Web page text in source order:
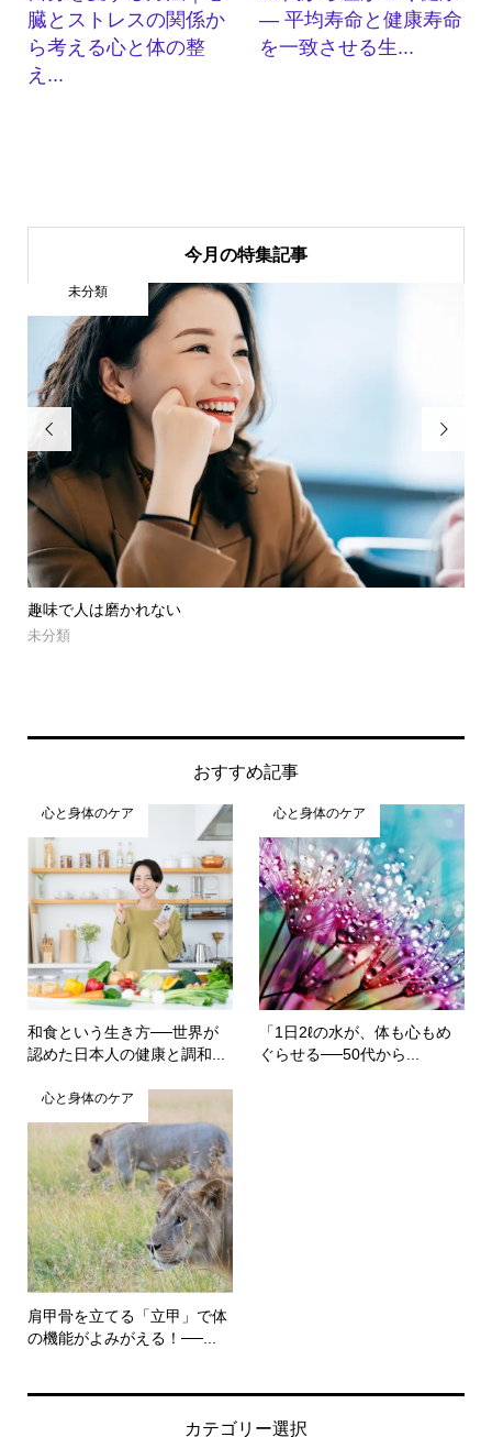
臓とストレスの関係か
ら考える心と体の整
え...
― 平均寿命と健康寿命
を一致させる生...
今月の特集記事

先に思いがあるとうまくいく
未分類
未分類

おすすめ記事
心と身体のケア
和食という生き方──世界が
認めた日本人の健康と調和...
心と身体のケア
「1日2ℓの水が、体も心もめ
ぐらせる──50代から...
心と身体のケア
肩甲骨を立てる「立甲」で体
の機能がよみがえる！──...
カテゴリー選択